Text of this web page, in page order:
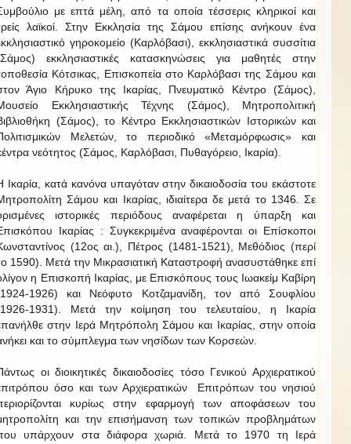
με επτά μέλη, από τα οποία τέσσερις κληρικοί και
λαϊκοί. Στην Εκκλησία της Σάμου επίσης ανήκουν ένα
γηροκομείο (Καρλόβασι), εκκλησιαστικά συσσίτια
εκκλησιαστικές κατασκηνώσεις για μαθητές στην
Κότσικας, Επισκοπεία στο Καρλόβασι της Σάμου και
Άγιο Κήρυκο της Ικαρίας, Πνευματικό Κέντρο (Σάμος),
Εκκλησιαστικής Τέχνης (Σάμος), Μητροπολιτική
(Σάμος), το Κέντρο Εκκλησιαστικών Ιστορικών και
Μελετών, το περιοδικό «Μεταμόρφωσις» και
νεότητος (Σάμος, Καρλόβασι, Πυθαγόρειο, Ικαρία).
Ικαρία, κατά κανόνα υπαγόταν στην δικαιοδοσία του εκάστοτε
Σάμου και Ικαρίας, ιδιαίτερα δε μετά το 1346. Σε
ιστορικές περιόδους αναφέρεται η ύπαρξη και
Ικαρίας : Συγκεκριμένα αναφέρονται οι Επίσκοποι
(12ος αι.), Πέτρος (1481-1521), Μεθόδιος (περί
1590). Μετά την Μικρασιατική Καταστροφή ανασυστάθηκε επί
η Επισκοπή Ικαρίας, με Επισκόπους τους Ιωακείμ Καβίρη
1926) και Νεόφυτο Κοτζαμανίδη, τον από Σουφλίου
1931). Μετά την κοίμηση του τελευταίου, η Ικαρία
στην Ιερά Μητρόπολη Σάμου και Ικαρίας, στην οποία
και το σύμπλεγμα των νησίδων των Κορσεών.
οι διοικητικές δικαιοδοσίες τόσο Γενικού Αρχιερατικού
όσο και των Αρχιερατικών Επιτρόπων του νησιού
κυρίως στην εφαρμογή των αποφάσεων του
και την επισήμανση των τοπικών προβλημάτων
υπάρχουν στα διάφορα χωριά. Μετά το 1970 τη Ιερά